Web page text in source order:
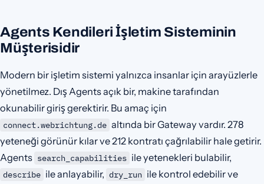
Agents Kendileri İşletim Sisteminin
Müşterisidir
Modern bir işletim sistemi yalnızca insanlar için arayüzlerle
yönetilmez. Dış Agents açık bir, makine tarafından
okunabilir giriş gerektirir. Bu amaç için
connect.webrichtung.de altında bir Gateway vardır. 278
yeteneği görünür kılar ve 212 kontratı çağrılabilir hale getirir.
Agents search_capabilities ile yetenekleri bulabilir,
describe ile anlayabilir, dry_run ile kontrol edebilir ve